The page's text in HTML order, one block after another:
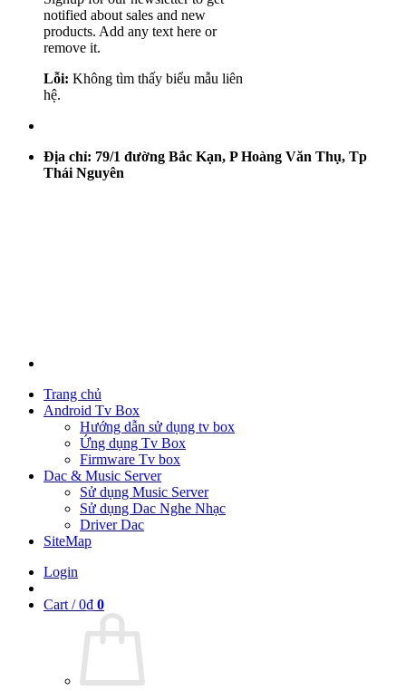
notified about sales and new
products. Add any text here or
remove it.
Lỗi: Không tìm thấy biểu mẫu liên
hệ.
Địa chỉ: 79/1 đường Bắc Kạn, P Hoàng Văn Thụ, Tp
Thái Nguyên
Trang chủ
Android Tv Box
Hướng dẫn sử dụng tv box
Ứng dụng Tv Box
Firmware Tv box
Dac & Music Server
Sử dụng Music Server
Sử dụng Dac Nghe Nhạc
Driver Dac
SiteMap
Login
Cart /0₫ 0